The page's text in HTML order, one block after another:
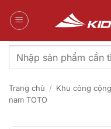
qua
Tìm
kiếm:
Trang chủ / Khu công cộng
nam TOTO